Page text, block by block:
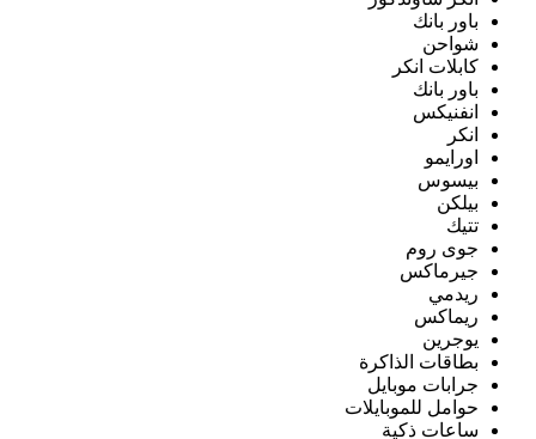
باور بانك
شواحن
كابلات انكر
باور بانك
انفنيكس
انكر
اورايمو
بيسوس
بيلكن
تتيك
جوى روم
جيرماكس
ريدمي
ريماكس
يوجرين
بطاقات الذاكرة
جرابات موبايل
حوامل للموبايلات
ساعات ذكية